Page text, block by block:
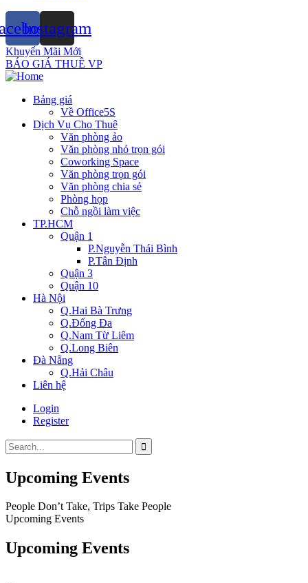
Instagram
Khuyến Mãi Mới
BÁO GIÁ THUÊ VP
Bảng giá
Về Office5S
Dịch Vụ Cho Thuê
Văn phòng ảo
Văn phòng nhỏ trọn gói
Coworking Space
Văn phòng trọn gói
Văn phòng chia sẻ
Phòng họp
Chỗ ngồi làm việc
TP.HCM
Quận 1
P.Nguyễn Thái Bình
P.Tân Định
Quận 3
Quận 10
Hà Nội
Q.Hai Bà Trưng
Q.Đống Đa
Q.Nam Từ Liêm
Q.Long Biên
Đà Nẵng
Q.Hải Châu
Liên hệ
Login
Register
Upcoming Events
People Don’t Take, Trips Take People
Upcoming Events
Upcoming Events